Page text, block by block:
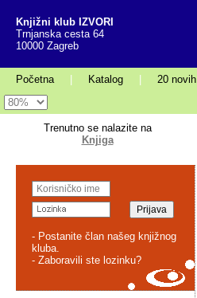
Knjižni klub IZVORI
Trnjanska cesta 64
10000 Zagreb
Početna Katalog 20 novih
Trenutno se nalazite na
Knjiga
- Postanite član našeg knjižnog
kluba.
- Zaboravili ste lozinku?